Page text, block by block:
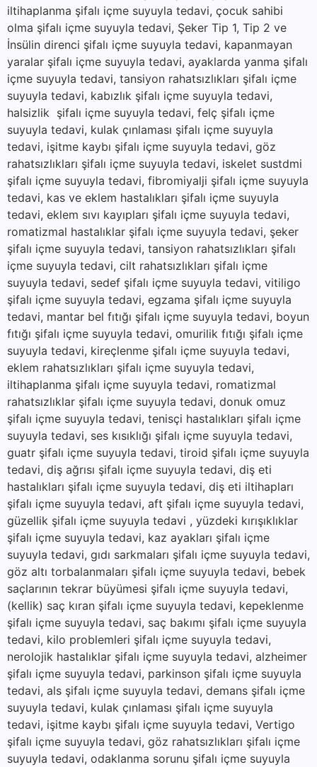
iltihaplanma şifalı içme suyuyla tedavi, çocuk sahibi
olma şifalı içme suyuyla tedavi, Şeker Tip 1, Tip 2 ve
İnsülin direnci şifalı içme suyuyla tedavi, kapanmayan
yaralar şifalı içme suyuyla tedavi, ayaklarda yanma şifalı
içme suyuyla tedavi, tansiyon rahatsızlıkları şifalı içme
suyuyla tedavi, kabızlık şifalı içme suyuyla tedavi,
halsizlik şifalı içme suyuyla tedavi, felç şifalı içme
suyuyla tedavi, kulak çınlaması şifalı içme suyuyla
tedavi, işitme kaybı şifalı içme suyuyla tedavi, göz
rahatsızlıkları şifalı içme suyuyla tedavi, iskelet sustdmi
şifalı içme suyuyla tedavi, fibromiyalji şifalı içme suyuyla
tedavi, kas ve eklem hastalıkları şifalı içme suyuyla
tedavi, eklem sıvı kayıpları şifalı içme suyuyla tedavi,
romatizmal hastalıklar şifalı içme suyuyla tedavi, şeker
şifalı içme suyuyla tedavi, tansiyon rahatsızlıkları şifalı
içme suyuyla tedavi, cilt rahatsızlıkları şifalı içme
suyuyla tedavi, sedef şifalı içme suyuyla tedavi, vitiligo
şifalı içme suyuyla tedavi, egzama şifalı içme suyuyla
tedavi, mantar bel fıtığı şifalı içme suyuyla tedavi, boyun
fıtığı şifalı içme suyuyla tedavi, omurilik fıtığı şifalı içme
suyuyla tedavi, kireçlenme şifalı içme suyuyla tedavi,
eklem rahatsızlıkları şifalı içme suyuyla tedavi,
iltihaplanma şifalı içme suyuyla tedavi, romatizmal
rahatsızlıklar şifalı içme suyuyla tedavi, donuk omuz
şifalı içme suyuyla tedavi, tenisçi hastalıkları şifalı içme
suyuyla tedavi, ses kısıklığı şifalı içme suyuyla tedavi,
guatr şifalı içme suyuyla tedavi, tiroid şifalı içme suyuyla
tedavi, diş ağrısı şifalı içme suyuyla tedavi, diş eti
hastalıkları şifalı içme suyuyla tedavi, diş eti iltihapları
şifalı içme suyuyla tedavi, aft şifalı içme suyuyla tedavi,
güzellik şifalı içme suyuyla tedavi , yüzdeki kırışıklıklar
şifalı içme suyuyla tedavi, kaz ayakları şifalı içme
suyuyla tedavi, gıdı sarkmaları şifalı içme suyuyla tedavi,
göz altı torbalanmaları şifalı içme suyuyla tedavi, bebek
saçlarının tekrar büyümesi şifalı içme suyuyla tedavi,
(kellik) saç kıran şifalı içme suyuyla tedavi, kepeklenme
şifalı içme suyuyla tedavi, saç bakımı şifalı içme suyuyla
tedavi, kilo problemleri şifalı içme suyuyla tedavi,
nerolojik hastalıklar şifalı içme suyuyla tedavi, alzheimer
şifalı içme suyuyla tedavi, parkinson şifalı içme suyuyla
tedavi, als şifalı içme suyuyla tedavi, demans şifalı içme
suyuyla tedavi, kulak çınlaması şifalı içme suyuyla
tedavi, işitme kaybı şifalı içme suyuyla tedavi, Vertigo
şifalı içme suyuyla tedavi, göz rahatsızlıkları şifalı içme
suyuyla tedavi, odaklanma sorunu şifalı içme suyuyla